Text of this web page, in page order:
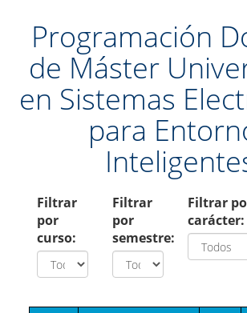
Programación
de Máster
en Sistemas
para
Filtrar
por
curso:
Filtrar
por
semestre:
Filtrar
carácter: